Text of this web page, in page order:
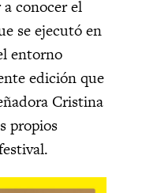
conocer el
se ejecutó en
entorno
edición que
Cristina
propios